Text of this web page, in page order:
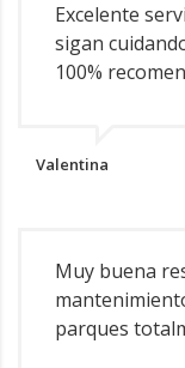
Excelente
sigan
100%
Valentina
Muy buena
parques